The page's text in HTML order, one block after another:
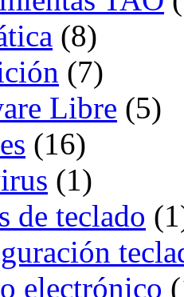
(8)
(7)
Libre (5)
(16)
(1)
de teclado
electrónico